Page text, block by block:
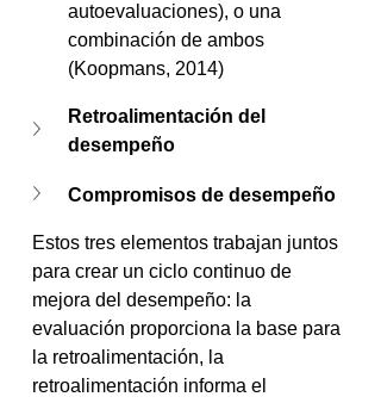
autoevaluaciones), o una
combinación de ambos
(Koopmans, 2014)
Retroalimentación del
desempeño
Compromisos de desempeño
Estos tres elementos trabajan juntos
para crear un ciclo continuo de
mejora del desempeño: la
evaluación proporciona la base para
la retroalimentación, la
retroalimentación informa el